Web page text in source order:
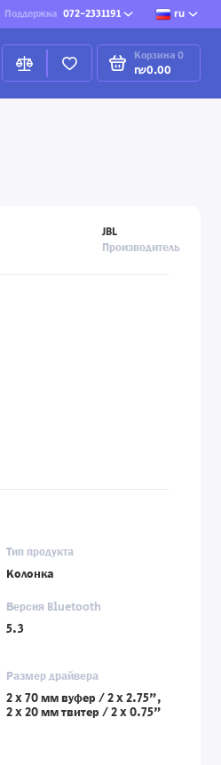
Поддержка 072-2331191 ru
Корзина0
₪0.00
JBL
Производитель
Тип продукта
Колонка
Версия Bluetooth
5.3
Размер драйвера
2 x 70 мм вуфер / 2 x 2.75",
2 x 20 мм твитер / 2 x 0.75"